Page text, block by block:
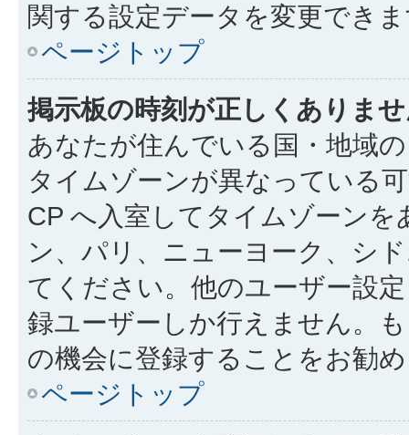
関する設定データを変更でき
ページトップ
掲示板の時刻が正しくありま
あなたが住んでいる国・地域
タイムゾーンが異なっている
CP へ入室してタイムゾーン
ン、パリ、ニューヨーク、シ
てください。他のユーザー設
録ユーザーしか行えません。
の機会に登録することをお勧
ページトップ